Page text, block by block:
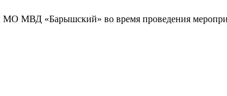
МО МВД «Барышский» во время проведения